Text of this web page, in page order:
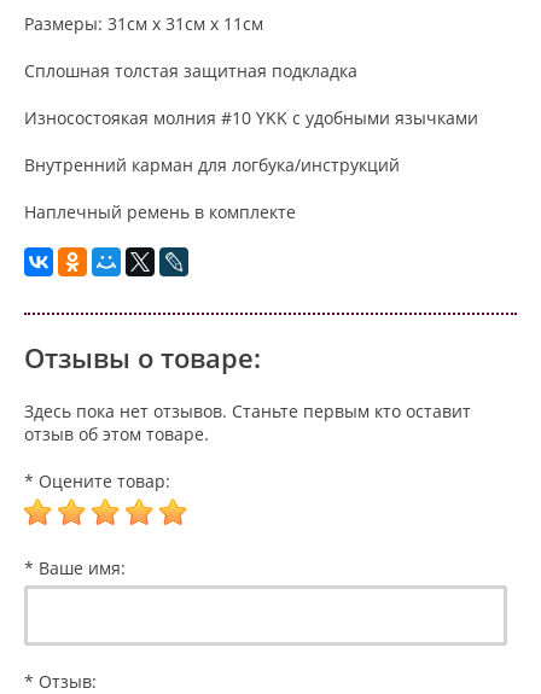
Размеры: 31см x 31см x 11см
Сплошная толстая защитная подкладка
Износостоякая молния #10 YKK с удобными язычками
Внутренний карман для логбука/инструкций
Наплечный ремень в комплекте
Отзывы о товаре:
Здесь пока нет отзывов. Станьте первым кто оставит
отзыв об этом товаре.
* Оцените товар:
* Ваше имя:
* Отзыв: